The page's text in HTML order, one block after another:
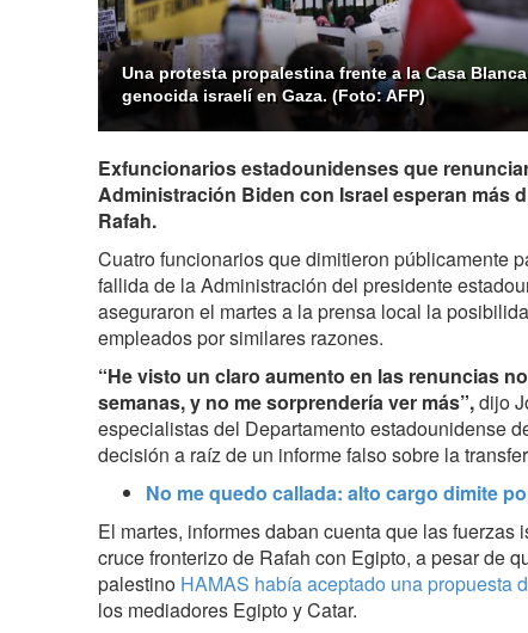
Una protesta propalestina frente a la Casa
genocida israelí en Gaza. (Foto: AFP)
Exfuncionarios estadounidenses que
Administración Biden con Israel esperan más
Rafah.
Cuatro funcionarios que dimitieron públicamente
fallida de la Administración del presidente
aseguraron el martes a la prensa local la
empleados por similares razones.
“He visto un claro aumento en las renuncias
semanas, y no me sorprendería ver más”,dijo
especialistas del Departamento estadounidense
decisión a raíz de un informe falso sobre la
No me quedo callada: alto cargo dimite
El martes, informes daban cuenta que las fuerzas
cruce fronterizo de Rafah con Egipto, a pesar de
palestino HAMAS había aceptado una propuesta
los mediadores Egipto y Catar.